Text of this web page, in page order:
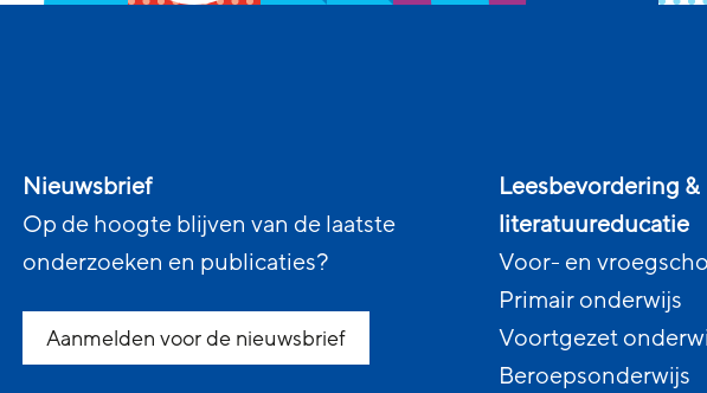
Nieuwsbrief
Op de hoogte blijven van de laatste
onderzoeken en publicaties?
Aanmelden voor de nieuwsbrief
Leesbevordering &
literatuureducatie
Voor- en
Primair onderwijs
Voortgezet
Beroepsonderwijs